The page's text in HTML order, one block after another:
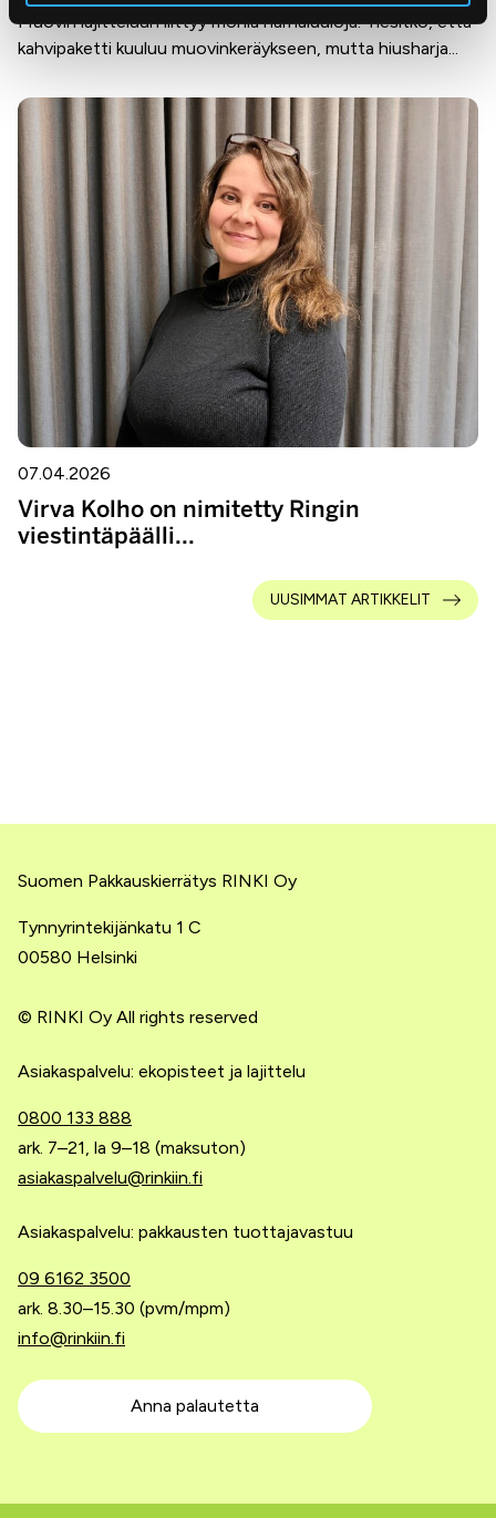
Muovin lajitteluun liittyy monia harhaluuloja. Tiesitkö, että
kahvipaketti kuuluu muovinkeräykseen, mutta hiusharja...
07.04.2026
Virva Kolho on nimitetty Ringin
viestintäpäälli...
UUSIMMAT ARTIKKELIT
Suomen Pakkauskierrätys RINKI Oy
Tynnyrintekijänkatu 1 C
00580 Helsinki
© RINKI Oy All rights reserved
Asiakaspalvelu: ekopisteet ja lajittelu
0800 133 888
ark. 7–21, la 9–18 (maksuton)
asiakaspalvelu@rinkiin.fi
Asiakaspalvelu: pakkausten tuottajavastuu
09 6162 3500
ark. 8.30–15.30 (pvm/mpm)
info@rinkiin.fi
Anna palautetta